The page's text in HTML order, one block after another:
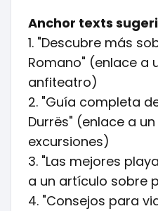
Anchor texts
1. "Descubre más
Romano" (enlace a
anfiteatro)
2. "Guía completa
Durrës" (enlace a
excursiones)
3. "Las mejores
a un artículo sobre
4. "Consejos para